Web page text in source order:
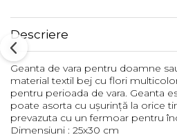
Descriere
Geanta de vara pentru doamne
material textil bej cu flori
pentru perioada de vara. Geanta
poate asorta cu ușurință la orice
prevazuta cu un fermoar pentru
Dimensiuni : 25x30 cm